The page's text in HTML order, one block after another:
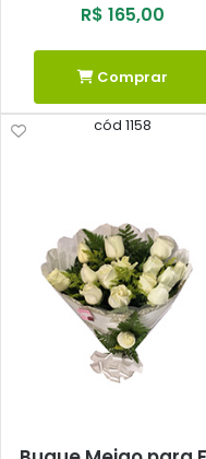
R$ 165,00
Comprar
cód 1158